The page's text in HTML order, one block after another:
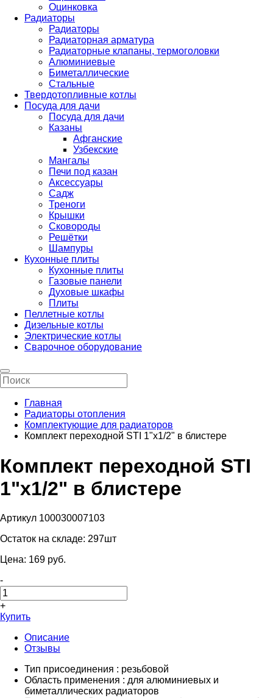
Оцинковка
Радиаторы
Радиаторы
Радиаторная арматура
Радиаторные клапаны, термоголовки
Алюминиевые
Биметаллические
Стальные
Твердотопливные котлы
Посуда для дачи
Посуда для дачи
Казаны
Афганские
Узбекские
Мангалы
Печи под казан
Аксессуары
Садж
Треноги
Крышки
Сковороды
Решётки
Шампуры
Кухонные плиты
Кухонные плиты
Газовые панели
Духовые шкафы
Плиты
Пеллетные котлы
Дизельные котлы
Электрические котлы
Сварочное оборудование
Главная
Радиаторы отопления
Комплектующие для радиаторов
Комплект переходной STI 1"х1/2" в блистере
Комплект переходной STI
1"х1/2" в блистере
Артикул 100030007103
Остаток на складе: 297шт
Цена: 169 pуб.
-
+
Купить
Описание
Отзывы
Тип присоединения : резьбовой
Область применения : для алюминиевых и
биметаллических радиаторов